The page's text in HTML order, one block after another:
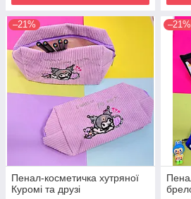
–21%
Пенал-косметичка хутряної
Куромі та друзі
–21%